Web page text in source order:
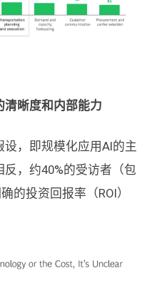
清晰度和内部能力
，即规模化应用AI的主
，约40%的受访者（包
的投资回报率（ROI）